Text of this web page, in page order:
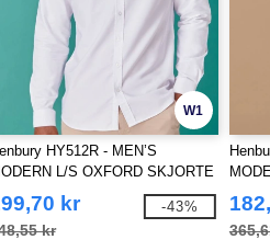
W1
HY512R - MEN’S
L/S OXFORD SKJORTE
REGULAR PASSFORM
kr
kr
-43%